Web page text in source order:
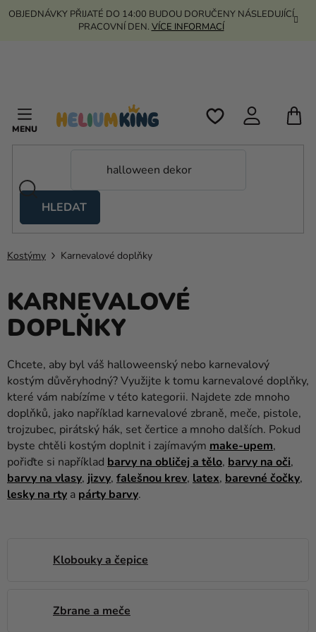
Přejít
OBJEDNÁVKY PŘIJATÉ DO 14:00 BUDOU DORUČENY NÁSLEDUJÍCÍ
PRACOVNÍ DEN. VÍCE INFORMACÍ
HLEDAT
stany
Kanekalon
Helium
a
balónky
Párty
Výzdoba
a
doplňky
Kostýmy
Oblečení
Dárky
Svátky
Kostýmy Karnevalové doplňky
KARNEVALOVÉ
DOPLŇKY
Chcete, aby byl váš halloweenský nebo karnevalový
kostým důvěryhodný? Využijte k tomu karnevalové doplňky,
které vám nabízíme v této kategorii. Najdete zde mnoho
doplňků, jako například karnevalové zbraně, meče, pistole,
trojzubec, pirátský hák, set čertice a mnoho dalších. Pokud
byste chtěli kostým doplnit i zajímavým make-upem,
pořiďte si například barvy na obličej a tělo, barvy na oči,
barvy na vlasy, jizvy, falešnou krev, latex, barevné čočky,
lesky na rty a párty barvy.
Klobouky a čepice
Zbrane a meče